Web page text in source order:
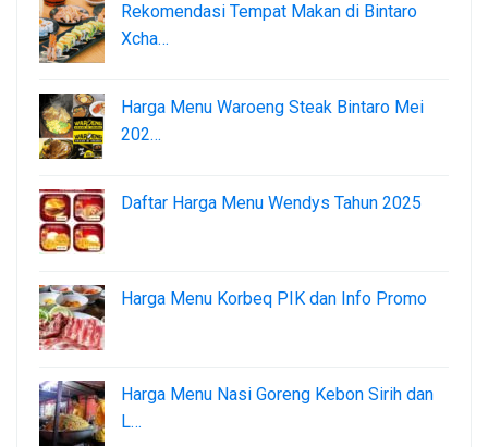
Rekomendasi Tempat Makan di Bintaro
Xcha…
Harga Menu Waroeng Steak Bintaro Mei
202…
Daftar Harga Menu Wendys Tahun 2025
Harga Menu Korbeq PIK dan Info Promo
Harga Menu Nasi Goreng Kebon Sirih dan
L…